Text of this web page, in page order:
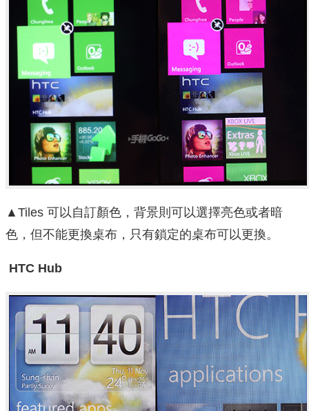
▲Tiles 可以自訂顏色，背景則可以選擇亮色或者暗
色，但不能更換桌布，只有鎖定的桌布可以更換。
HTC Hub